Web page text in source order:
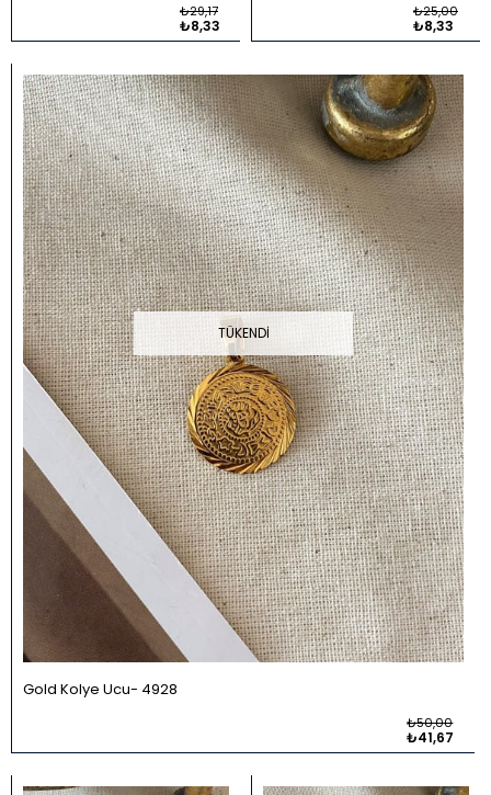
₺8,33
₺29,17
₺8,33
₺25,00
TÜKENDI
Gold Kolye Ucu 4928
₺41,67
₺50,00